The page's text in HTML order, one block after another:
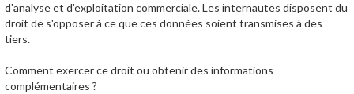
d'analyse et d'exploitation commerciale. Les internautes disposent du
droit de s'opposer à ce que ces données soient transmises à des
tiers.
Comment exercer ce droit ou obtenir des informations
complémentaires ?